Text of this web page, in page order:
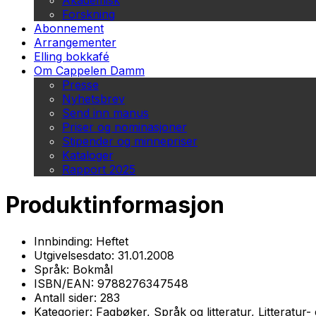
Forskning
Abonnement
Arrangementer
Elling bokkafé
Om Cappelen Damm
Presse
Nyhetsbrev
Send inn manus
Priser og nominasjoner
Stipender og minnepriser
Kataloger
Rapport 2025
Produktinformasjon
Innbinding: Heftet
Utgivelsesdato: 31.01.2008
Språk: Bokmål
ISBN/EAN: 9788276347548
Antall sider: 283
Kategorier: Fagbøker, Språk og litteratur, Litteratur-